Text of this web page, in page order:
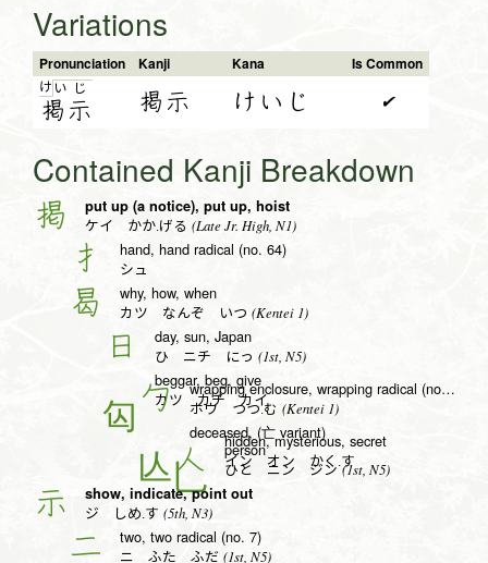
Variations
Pronunciation Kanji Kana Is Common
け い
掲
じ
示 掲示 けいじ ✔
Contained Kanji Breakdown
掲 put up (a notice), put up, hoist
ケイ かか.げる (Late Jr. High, N1)
扌 hand, hand radical (no. 64)
シュ
曷 why, how, when
カツ なんぞ いつ (Kentei 1)
日 day, sun, Japan
ひ ニチ にっ (1st, N5)
beggar, beg, give
カツ カチ カイ
勹 wrapping enclosure, wrapping radical (no. 20)
ホウ つつ.む (Kentei 1)
deceased, (亡 variant)
hidden, mysterious, secret
イン オン かく.す
人 person
ひと ニン ジン(1st, N5)
示 show, indicate, point out
ジ しめ.す (5th, N3)
二 two, two radical (no. 7)
ニ ふた ふだ (1st, N5)